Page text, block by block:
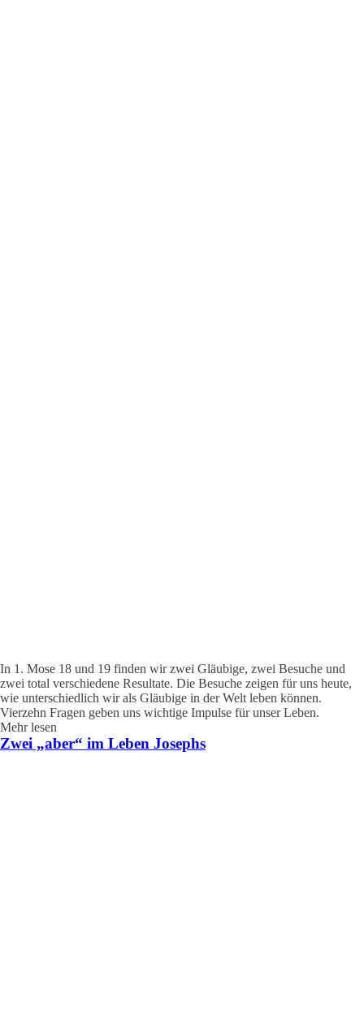
In 1. Mose 18 und 19 finden wir zwei Gläubige, zwei Besuche und
zwei total verschiedene Resultate. Die Besuche zeigen für uns heute,
wie unterschiedlich wir als Gläubige in der Welt leben können.
Vierzehn Fragen geben uns wichtige Impulse für unser Leben.
Mehr lesen
Zwei „aber“ im Leben Josephs